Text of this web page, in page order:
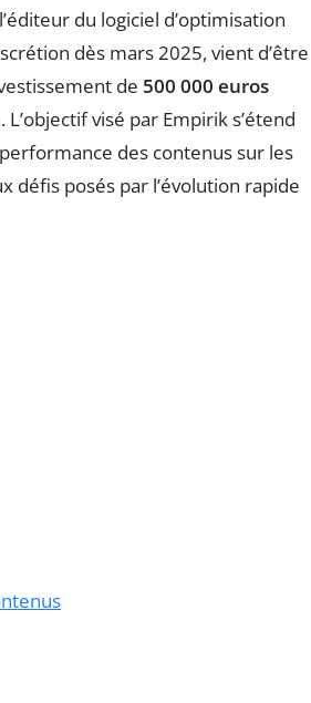
du logiciel d’optimisation
dès mars 2025, vient d’être
de 500 000 euros
visé par Empirik s’étend
des contenus sur les
défis posés par l’évolution rapide